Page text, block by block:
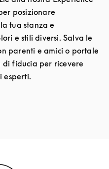
posizionare
tua stanza e
e stili diversi. Salva le
parenti e amici o portale
di fiducia per ricevere
esperti.
Tab